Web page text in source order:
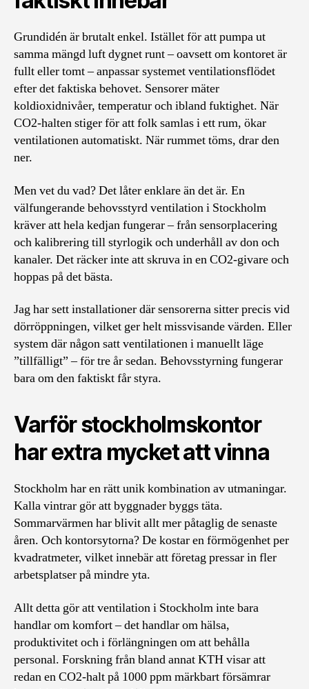
Grundidén är brutalt enkel. Istället för att pumpa ut
samma mängd luft dygnet runt – oavsett om kontoret är
fullt eller tomt – anpassar systemet ventilationsflödet
efter det faktiska behovet. Sensorer mäter
koldioxidnivåer, temperatur och ibland fuktighet. När
CO2-halten stiger för att folk samlas i ett rum, ökar
ventilationen automatiskt. När rummet töms, drar den
ner.
Men vet du vad? Det låter enklare än det är. En
välfungerande behovsstyrd ventilation i Stockholm
kräver att hela kedjan fungerar – från sensorplacering
och kalibrering till styrlogik och underhåll av don och
kanaler. Det räcker inte att skruva in en CO2-givare och
hoppas på det bästa.
Jag har sett installationer där sensorerna sitter precis vid
dörröppningen, vilket ger helt missvisande värden. Eller
system där någon satt ventilationen i manuellt läge
”tillfälligt” – för tre år sedan. Behovsstyrning fungerar
bara om den faktiskt får styra.
Varför stockholmskontor
har extra mycket att vinna
Stockholm har en rätt unik kombination av utmaningar.
Kalla vintrar gör att byggnader byggs täta.
Sommarvärmen har blivit allt mer påtaglig de senaste
åren. Och kontorsytorna? De kostar en förmögenhet per
kvadratmeter, vilket innebär att företag pressar in fler
arbetsplatser på mindre yta.
Allt detta gör att ventilation i Stockholm inte bara
handlar om komfort – det handlar om hälsa,
produktivitet och i förlängningen om att behålla
personal. Forskning från bland annat KTH visar att
redan en CO2-halt på 1000 ppm märkbart försämrar